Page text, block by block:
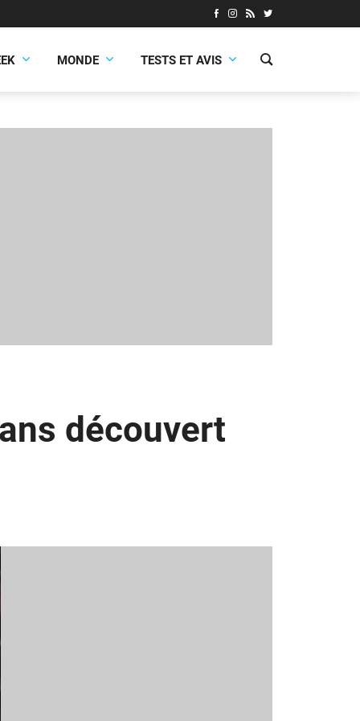
MONDE TESTS ET AVIS
découvert